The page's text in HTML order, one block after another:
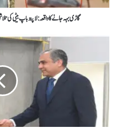
گاڑی بہہ جانے کا واقعہ : لاپتہ باپ بیٹی